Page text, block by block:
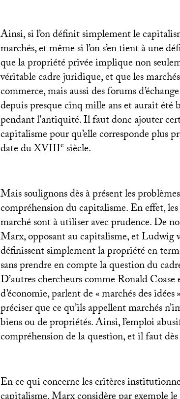
Ainsi, si l’on définit simplement le
marchés, et même si l’on s’en tient à une
que la propriété privée implique non
véritable cadre juridique, et que les
commerce, mais aussi des forums
depuis presque cinq mille ans et aurait
pendant l’antiquité. Il faut donc ajouter
capitalisme pour qu’elle corresponde plus
date duXVIIIe siècle.
Mais soulignons dès à présent les
compréhension du capitalisme. En effet,
marché sont à utiliser avec prudence. De
Marx, opposant au capitalisme, et Ludwig
définissent simplement la propriété en
sans prendre en compte la question du
D’autres chercheurs comme Ronald
d’économie, parlent de «marchés des idées
préciser que ce qu’ils appellent marchés
biens ou de propriétés. Ainsi, l’emploi
compréhension de la question, et il faut
En ce qui concerne les critères